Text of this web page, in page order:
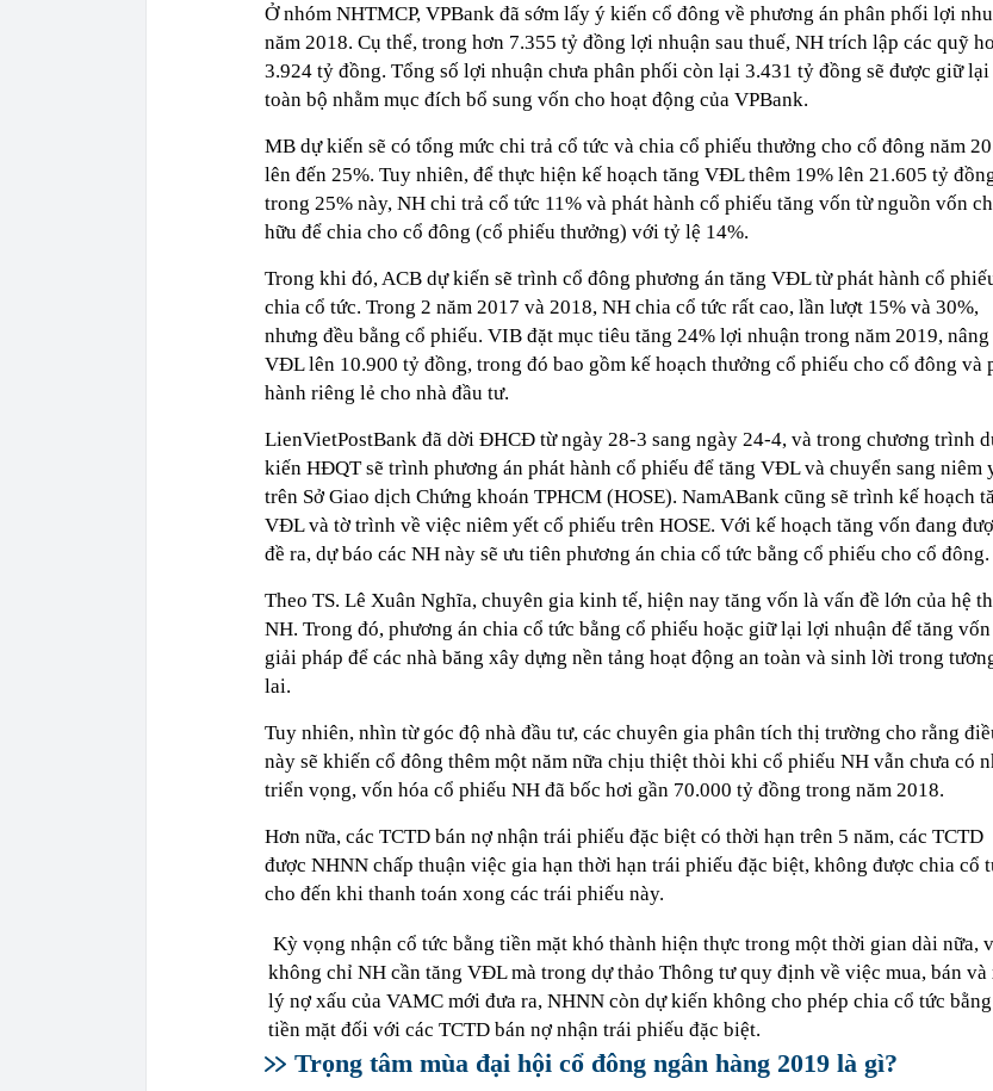
Ở nhóm NHTMCP, VPBank đã sớm lấy ý kiến cổ đông về phương án phân phối lợi
năm 2018. Cụ thể, trong hơn 7.355 tỷ đồng lợi nhuận sau thuế, NH trích lập các quỹ
3.924 tỷ đồng. Tổng số lợi nhuận chưa phân phối còn lại 3.431 tỷ đồng sẽ được giữ lại
toàn bộ nhằm mục đích bổ sung vốn cho hoạt động của VPBank.
MB dự kiến sẽ có tổng mức chi trả cổ tức và chia cổ phiếu thưởng cho cổ đông năm
lên đến 25%. Tuy nhiên, để thực hiện kế hoạch tăng VĐL thêm 19% lên 21.605 tỷ
trong 25% này, NH chi trả cổ tức 11% và phát hành cổ phiếu tăng vốn từ nguồn vốn
hữu để chia cho cổ đông (cổ phiếu thưởng) với tỷ lệ 14%.
Trong khi đó, ACB dự kiến sẽ trình cổ đông phương án tăng VĐL từ phát hành cổ
chia cổ tức. Trong 2 năm 2017 và 2018, NH chia cổ tức rất cao, lần lượt 15% và 30%,
nhưng đều bằng cổ phiếu. VIB đặt mục tiêu tăng 24% lợi nhuận trong năm 2019, nâng
VĐL lên 10.900 tỷ đồng, trong đó bao gồm kế hoạch thưởng cổ phiếu cho cổ đông và
hành riêng lẻ cho nhà đầu tư.
LienVietPostBank đã dời ĐHCĐ từ ngày 28-3 sang ngày 24-4, và trong chương trình
kiến HĐQT sẽ trình phương án phát hành cổ phiếu để tăng VĐL và chuyển sang niêm
trên Sở Giao dịch Chứng khoán TPHCM (HOSE). NamABank cũng sẽ trình kế hoạch
VĐL và tờ trình về việc niêm yết cổ phiếu trên HOSE. Với kế hoạch tăng vốn đang
đề ra, dự báo các NH này sẽ ưu tiên phương án chia cổ tức bằng cổ phiếu cho cổ đông.
Theo TS. Lê Xuân Nghĩa, chuyên gia kinh tế, hiện nay tăng vốn là vấn đề lớn của hệ
NH. Trong đó, phương án chia cổ tức bằng cổ phiếu hoặc giữ lại lợi nhuận để tăng
giải pháp để các nhà băng xây dựng nền tảng hoạt động an toàn và sinh lời trong
lai.
Tuy nhiên, nhìn từ góc độ nhà đầu tư, các chuyên gia phân tích thị trường cho rằng
này sẽ khiến cổ đông thêm một năm nữa chịu thiệt thòi khi cổ phiếu NH vẫn chưa có
triển vọng, vốn hóa cổ phiếu NH đã bốc hơi gần 70.000 tỷ đồng trong năm 2018.
Hơn nữa, các TCTD bán nợ nhận trái phiếu đặc biệt có thời hạn trên 5 năm, các TCTD
được NHNN chấp thuận việc gia hạn thời hạn trái phiếu đặc biệt, không được chia cổ
cho đến khi thanh toán xong các trái phiếu này.
Kỳ vọng nhận cổ tức bằng tiền mặt khó thành hiện thực trong một thời gian dài nữa,
không chỉ NH cần tăng VĐL mà trong dự thảo Thông tư quy định về việc mua, bán và
lý nợ xấu của VAMC mới đưa ra, NHNN còn dự kiến không cho phép chia cổ tức bằng
tiền mặt đối với các TCTD bán nợ nhận trái phiếu đặc biệt.
Trọng tâm mùa đại hội cổ đông ngân hàng 2019 là gì?